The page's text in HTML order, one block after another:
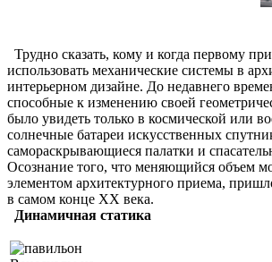
Трудно сказать, кому и когда первому
использовать механические системы в
интерьерном дизайне. До недавнего
способные к изменению своей
было увидеть только в космической или
солнечные батареи искусственных
самораскрывающиеся палатки и
Осознание того, что меняющийся объем
элементом архитектурного приема,
в самом конце ХХ века.
Динамичная статика